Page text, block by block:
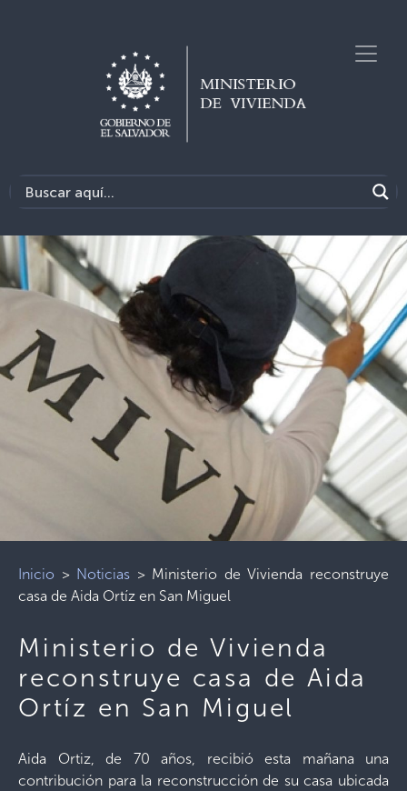
Inicio > Noticias > Ministerio de Vivienda reconstruye
casa de Aida Ortíz en San Miguel
Ministerio de Vivienda
reconstruye casa de Aida
Ortíz en San Miguel
Aida Ortiz, de 70 años, recibió esta mañana una
contribución para la reconstrucción de su casa ubicada